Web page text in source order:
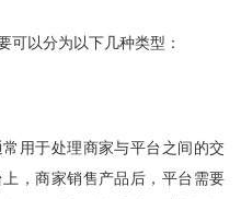
可以分为以下几种类型：
用于处理商家与平台之间的交
，商家销售产品后，平台需要